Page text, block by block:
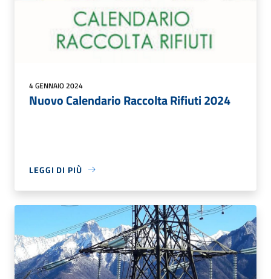
4 GENNAIO 2024
Nuovo Calendario Raccolta Rifiuti 2024
LEGGI DI PIÙ